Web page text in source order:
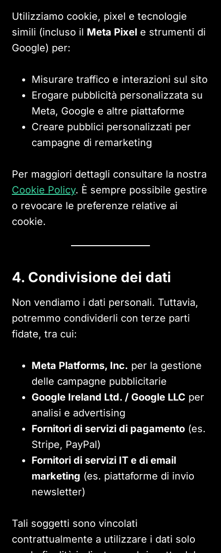
Utilizziamo cookie, pixel e tecnologie
simili (incluso il Meta Pixel e strumenti di
Google) per:
Misurare traffico e interazioni sul sito
Erogare pubblicità personalizzata su
Meta, Google e altre piattaforme
Creare pubblici personalizzati per
campagne di remarketing
Per maggiori dettagli consultare la nostra
Cookie Policy. È sempre possibile gestire
o revocare le preferenze relative ai
cookie.
4. Condivisione dei dati
Non vendiamo i dati personali. Tuttavia,
potremmo condividerli con terze parti
fidate, tra cui:
Meta Platforms, Inc. per la gestione
delle campagne pubblicitarie
Google Ireland Ltd. / Google LLC per
analisi e advertising
Fornitori di servizi di pagamento (es.
Stripe, PayPal)
Fornitori di servizi IT e di email
marketing (es. piattaforme di invio
newsletter)
Tali soggetti sono vincolati
contrattualmente a utilizzare i dati solo